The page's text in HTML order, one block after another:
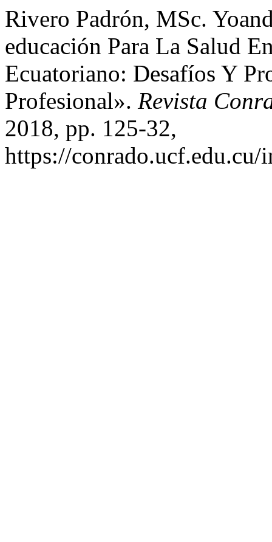
Rivero Padrón, MSc.
educación Para La Salud
Ecuatoriano: Desafíos Y
Profesional». Revista
2018, pp. 125-32,
https://